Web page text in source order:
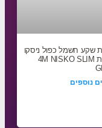
שקע חשמל כפול ניסקו
מסדרת 4M NISKO SLIM
נוספים